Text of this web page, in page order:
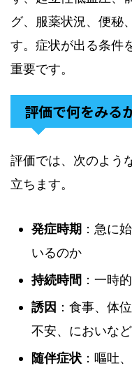
グ、服薬状況、便秘
す。症状が出る条件
重要です。
評価で何をみる
評価では、次のよう
立ちます。
発症時期 ：急に
いるのか
持続時間 ：一時
誘因 ：食事、体
不安、においなど
随伴症状 ：嘔吐